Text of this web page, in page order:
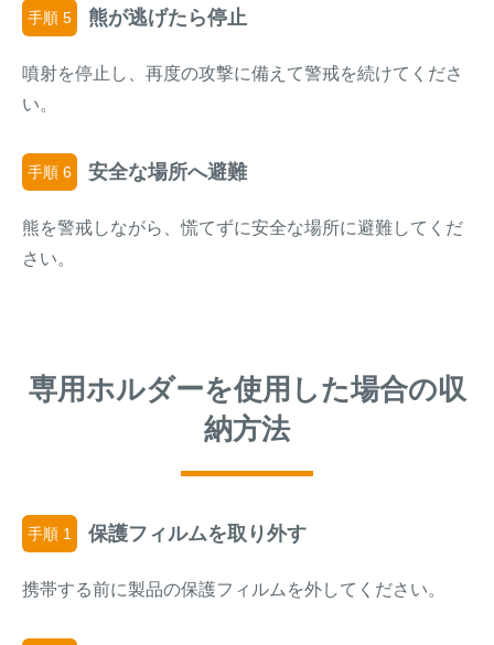
手順 5 熊が逃げたら停止
噴射を停止し、再度の攻撃に備えて警戒を続けてくださ
い。
手順 6 安全な場所へ避難
熊を警戒しながら、慌てずに安全な場所に避難してくだ
さい。
専用ホルダーを使用した場合の収
納方法
手順 1 保護フィルムを取り外す
携帯する前に製品の保護フィルムを外してください。